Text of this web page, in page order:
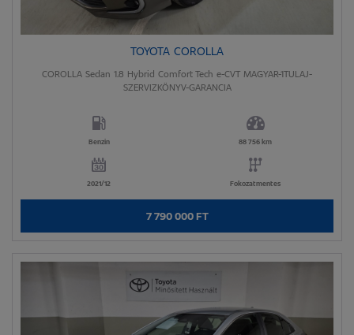
TOYOTA COROLLA
COROLLA Sedan 1.8 Hybrid Comfort Tech e-CVT MAGYAR-1TULAJ-
SZERVIZKÖNYV-GARANCIA
Benzin 88 756 km
2021/12 Fokozatmentes
7 790 000 FT